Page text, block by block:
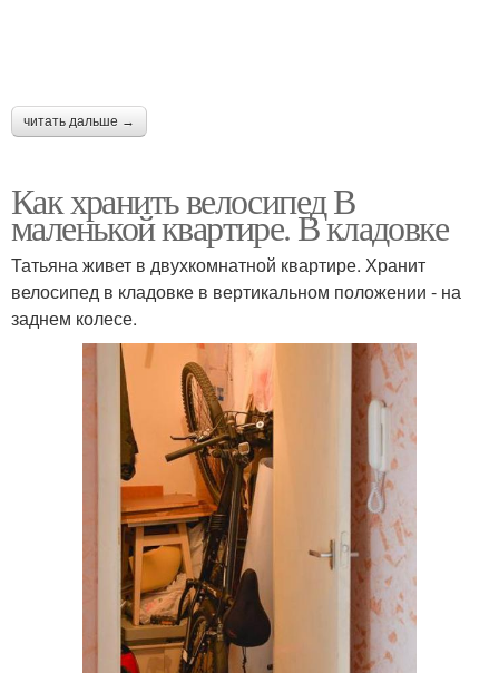
читать дальше →
Как хранить велосипед В
маленькой квартире. В кладовке
Татьяна живет в двухкомнатной квартире. Хранит
велосипед в кладовке в вертикальном положении - на
заднем колесе.